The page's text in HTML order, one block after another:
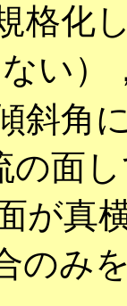
格化
ない
斜角
の面
が真
のみ